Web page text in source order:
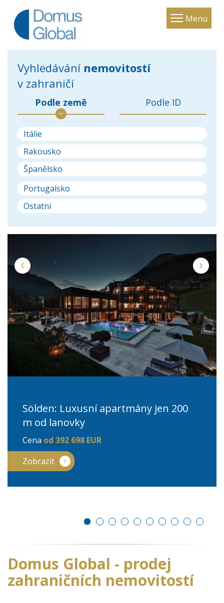
Menu
Toggle
Vyhledávání nemovitostí
v zahraničí
Podle země Podle ID
Itálie
Rakousko
Španělsko
Portugalsko
Ostatní
Sölden: Luxusní apartmány jen 200
m od lanovky
Cena od 392 698 EUR
Zobrazit
Domus Global - prodej
zahraničních nemovitostí